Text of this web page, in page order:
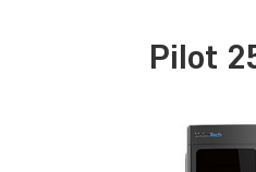
Pilot